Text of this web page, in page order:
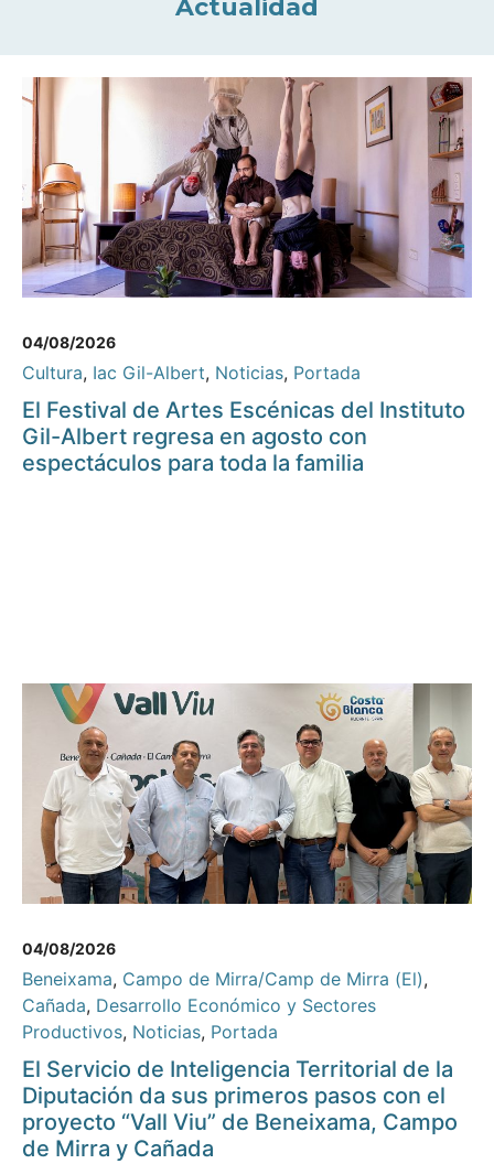
Actualidad
04/08/2026
Cultura, Iac Gil-Albert, Noticias, Portada
El Festival de Artes Escénicas del Instituto
Gil-Albert regresa en agosto con
espectáculos para toda la familia
04/08/2026
Beneixama, Campo de Mirra/Camp de Mirra (El),
Cañada, Desarrollo Económico y Sectores
Productivos, Noticias, Portada
El Servicio de Inteligencia Territorial de la
Diputación da sus primeros pasos con el
proyecto “Vall Viu” de Beneixama, Campo
de Mirra y Cañada